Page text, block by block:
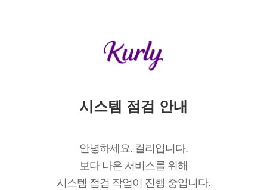
시스템 점검 안내
안녕하세요. 컬리입니다.
보다 나은 서비스를 위해
시스템 점검 작업이 진행 중입니다.